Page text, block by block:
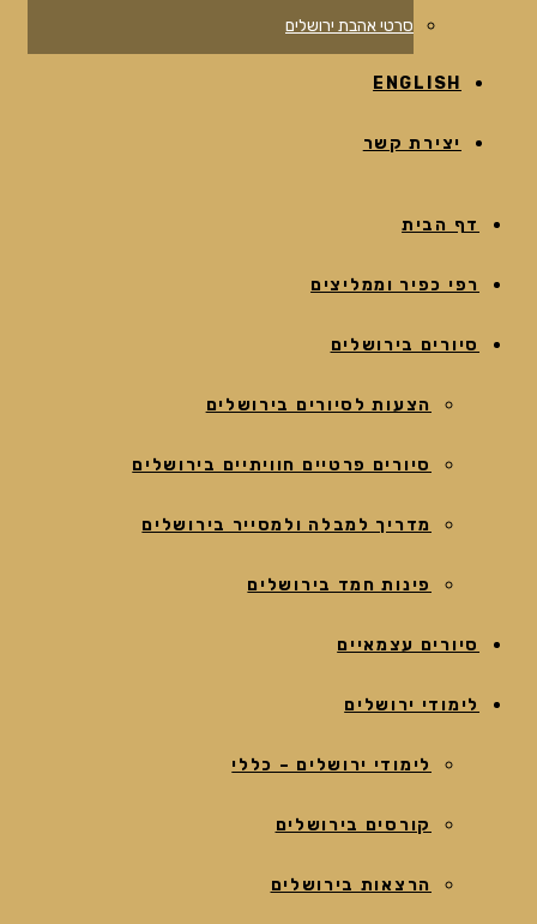
סרטי אהבת ירושלים
ENGLISH
יצירת קשר
דף הבית
רפי כפיר וממליצים
סיורים בירושלים
הצעות לסיורים בירושלים
סיורים פרטיים חוויתיים בירושלים
מדריך למבלה ולמסייר בירושלים
פינות חמד בירושלים
סיורים עצמאיים
לימודי ירושלים
לימודי ירושלים – כללי
קורסים בירושלים
הרצאות בירושלים